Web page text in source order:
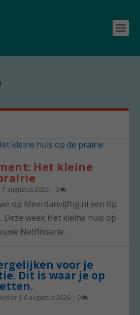
Het kleine
7 augustus 2026 | 0
op Meerdanvijftig.nl een tip
Deze week Het kleine huis op
Netflixserie.
voor je
Dit is waar je op
| 6 augustus 2026 | 0